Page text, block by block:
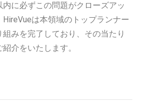
に必ずこの問題がクローズアッ
は本領域のトップランナー
組みを完了しており、その当たり
介をいたします。